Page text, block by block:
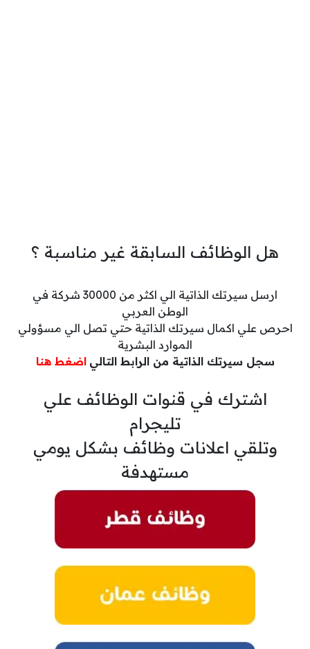
هل الوظائف السابقة غير مناسبة ؟
ارسل سيرتك الذاتية الي اكثر من 30000 شركة في
الوطن العربي
احرص علي اكمال سيرتك الذاتية حتي تصل الي مسؤولي
الموارد البشرية
سجل سيرتك الذاتية من الرابط التالي اضغط هنا
اشترك في قنوات الوظائف علي
تليجرام
وتلقي اعلانات وظائف بشكل يومي
مستهدفة